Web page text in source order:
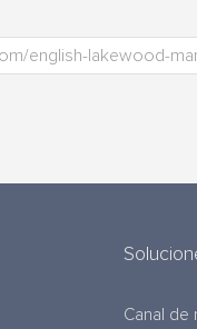
Canal de